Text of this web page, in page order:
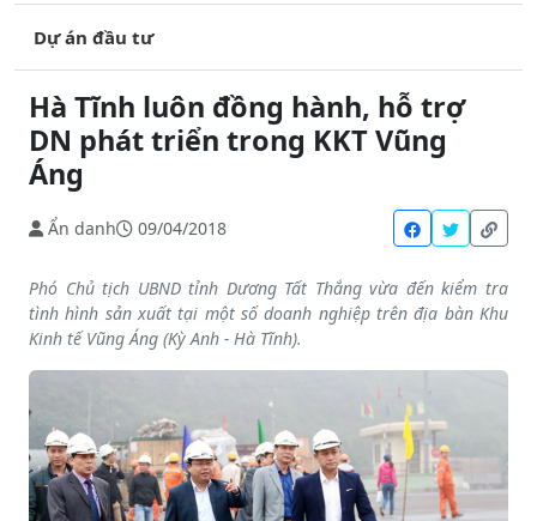
Dự án đầu tư
Hà Tĩnh luôn đồng hành, hỗ trợ
DN phát triển trong KKT Vũng
Áng
Ẩn danh 09/04/2018
Phó Chủ tịch UBND tỉnh Dương Tất Thắng vừa đến kiểm tra
tình hình sản xuất tại một số doanh nghiệp trên địa bàn Khu
Kinh tế Vũng Áng (Kỳ Anh - Hà Tĩnh).